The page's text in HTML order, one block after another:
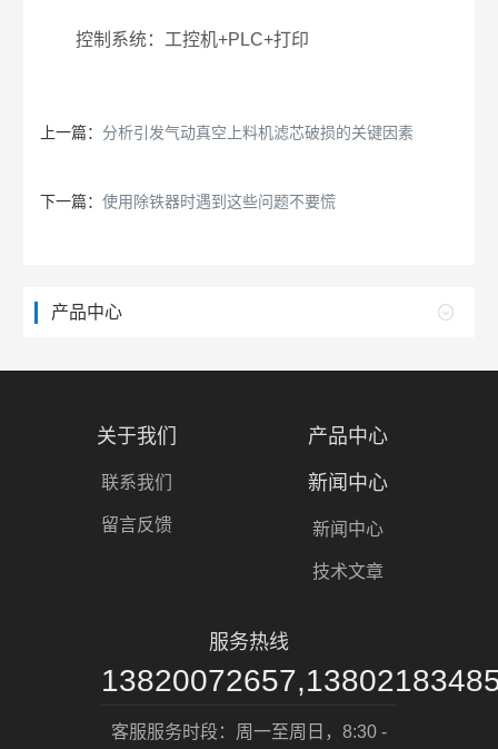
控制系统：工控机+PLC+打印
上一篇： 分析引发气动真空上料机滤芯破损的关键因素
下一篇：使用除铁器时遇到这些问题不要慌
产品中心
关于我们
联系我们
留言反馈
产品中心
新闻中心
新闻中心
技术文章
服务热线
客服服务时段：周一至周日，8:30 -